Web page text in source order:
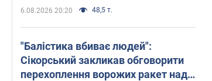
6.08.2026 20:20 48,5 т.
"Балістика вбиває людей":
Сікорський закликав обговорити
перехоплення ворожих ракет над